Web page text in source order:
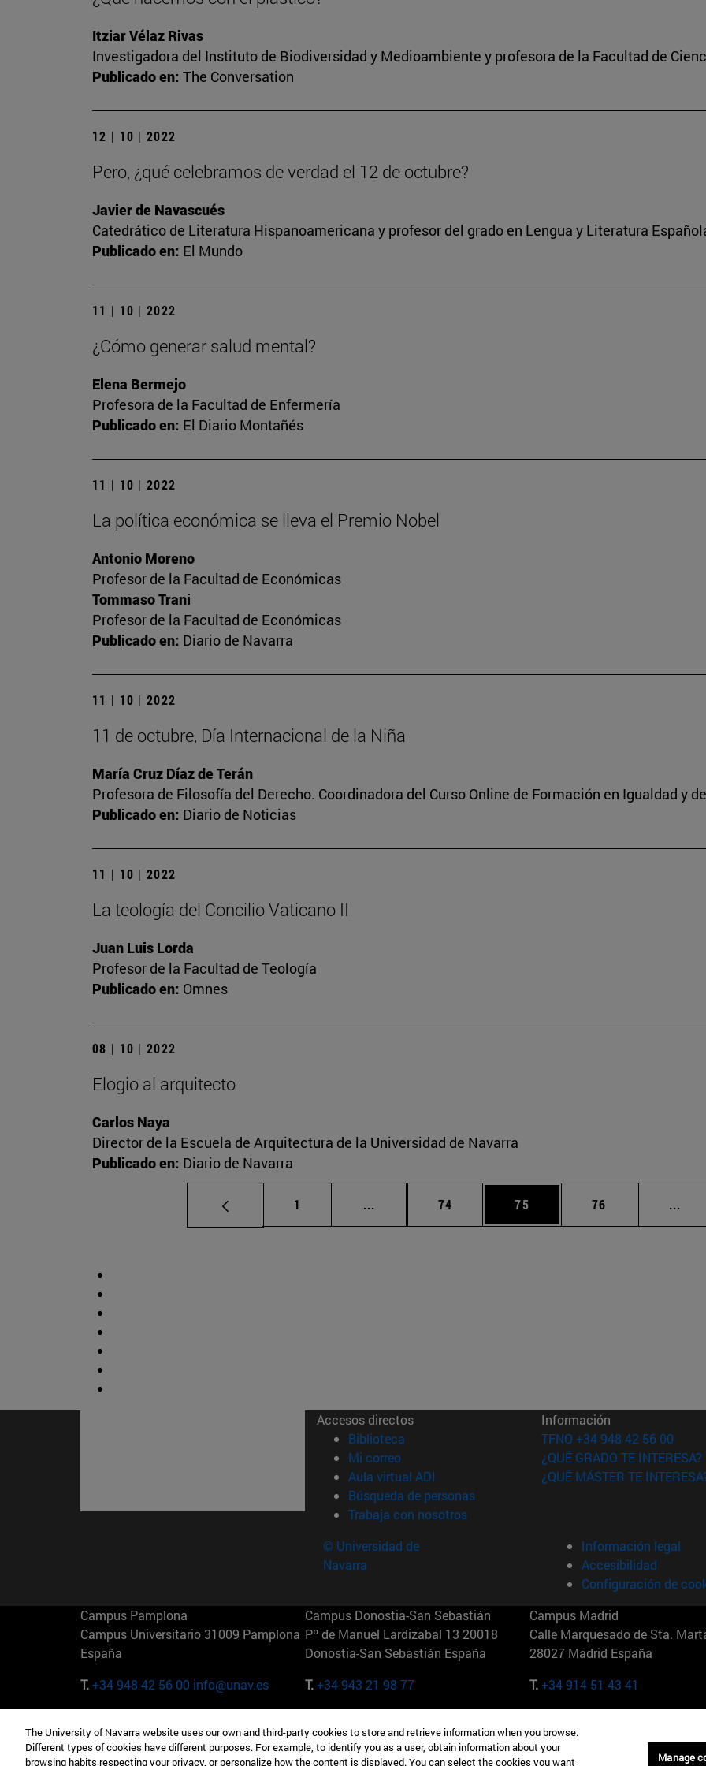
Itziar Vélaz Rivas
Investigadora del Instituto de Biodiversidad y Medioambiente y profesora de la Facultad de
Publicado en: The Conversation
12 | 10 | 2022
Pero, ¿qué celebramos de verdad el 12 de octubre?
Javier de Navascués
Catedrático de Literatura Hispanoamericana y profesor del grado en Lengua y Literatura
Publicado en: El Mundo
11 | 10 | 2022
¿Cómo generar salud mental?
Elena Bermejo
Profesora de la Facultad de Enfermería
Publicado en: El Diario Montañés
11 | 10 | 2022
La política económica se lleva el Premio Nobel
Antonio Moreno
Profesor de la Facultad de Económicas
Tommaso Trani
Profesor de la Facultad de Económicas
Publicado en: Diario de Navarra
11 | 10 | 2022
11 de octubre, Día Internacional de la Niña
María Cruz Díaz de Terán
Profesora de Filosofía del Derecho. Coordinadora del Curso Online de Formación en Igualdad y
Publicado en: Diario de Noticias
11 | 10 | 2022
La teología del Concilio Vaticano II
Juan Luis Lorda
Profesor de la Facultad de Teología
Publicado en: Omnes
08 | 10 | 2022
Elogio al arquitecto
Carlos Naya
Director de la Escuela de Arquitectura de la Universidad de Navarra
Publicado en: Diario de Navarra
Página
1 ... Páginas intermedias Use TAB para desplazarse.
Página
74 Página
75 Página
76 ...
Accesos directos
Biblioteca (abre en nueva ventana)
Mi correo(abre en nueva ventana)
Aula virtual ADI (abre en nueva ventana)
Búsqueda de personas(abre en nueva ventana)
Trabaja con nosotros(abre en nueva ventana)
Información
TFNO +34 948 42 56 00
¿QUÉ GRADO TE INTERESA?
¿QUÉ MÁSTER TE
© Universidad de
Navarra
Información legal
Accesibilidad
Configuración de
Campus Pamplona
Campus Universitario 31009 Pamplona
España
T.+34 948 42 56 00 info@unav.es
Campus Donostia-San Sebastián
Pº de Manuel Lardizabal 13 20018
Donostia-San Sebastián España
T.+34 943 21 98 77
Campus Madrid
Calle Marquesado de Sta.
28027 Madrid España
T.+34 914 51 43 41
Camino del Cerro Águila 3 28023
Madrid España
165 W 57th St 10019-2201 Nueva York
EE.UU
Maria-Theresia-Straße 15 81675
Múnich Alemania
The University of Navarra website uses our own and third-party cookies to store and retrieve information when you browse.
Different types of cookies have different purposes. For example, to identify you as a user, obtain information about your
browsing habits respecting your privacy, or personalize how the content is displayed. You can select the cookies you want
Manage